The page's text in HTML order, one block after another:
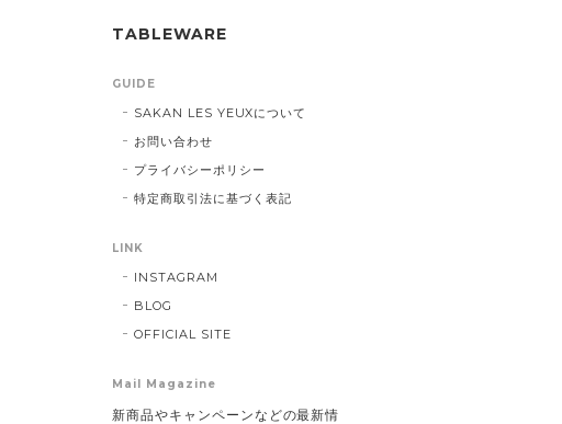
TABLEWARE
GUIDE
SAKAN LES YEUXについて
お問い合わせ
プライバシーポリシー
特定商取引法に基づく表記
LINK
INSTAGRAM
BLOG
OFFICIAL SITE
Mail Magazine
新商品やキャンペーンなどの最新情